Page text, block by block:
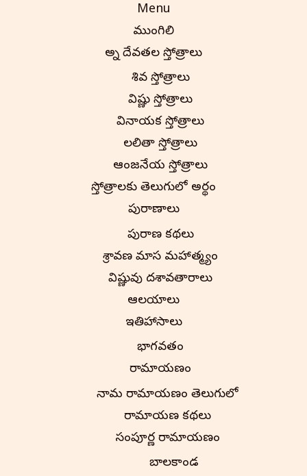
Menu
ముంగిలి
అన్ని దేవతల స్తోత్రాలు
శివ స్తోత్రాలు
విష్ణు స్తోత్రాలు
వినాయక స్తోత్రాలు
లలితా స్తోత్రాలు
ఆంజనేయ స్తోత్రాలు
స్తోత్రాలకు తెలుగులో అర్థం
పురాణాలు
పురాణ కథలు
శ్రావణ మాస మహాత్మ్యం
విష్ణువు దశావతారాలు
ఆలయాలు
ఇతిహాసాలు
భాగవతం
రామాయణం
నామ రామాయణం తెలుగులో
రామాయణ కథలు
సంపూర్ణ రామాయణం
బాలకాండ